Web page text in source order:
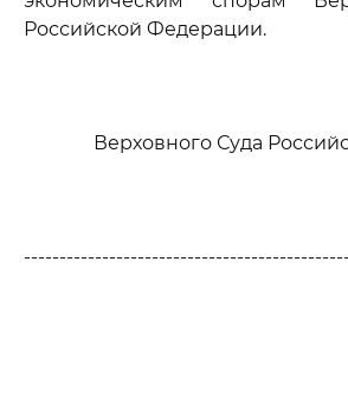
Российской Федерации.
Верховного Суда